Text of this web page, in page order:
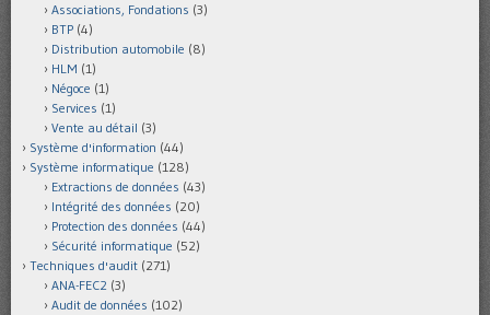
Associations, Fondations (3)
BTP (4)
Distribution automobile (8)
HLM (1)
Négoce (1)
Services (1)
Vente au détail (3)
Système d'information (44)
Système informatique (128)
Extractions de données (43)
Intégrité des données (20)
Protection des données (44)
Sécurité informatique (52)
Techniques d'audit (271)
ANA-FEC2 (3)
Audit de données (102)